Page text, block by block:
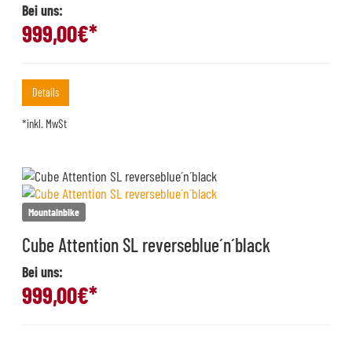
Bei uns:
999,00€*
Details
*inkl. MwSt
Mountainbike
Cube Attention SL reverseblue´n´black
Bei uns:
999,00€*